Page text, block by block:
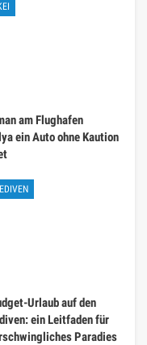
am Flughafen
ein Auto ohne Kaution
Urlaub auf den
ein Leitfaden für
Paradies